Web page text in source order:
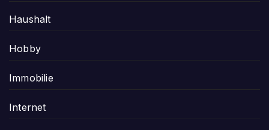
Haushalt
Hobby
Immobilie
Internet